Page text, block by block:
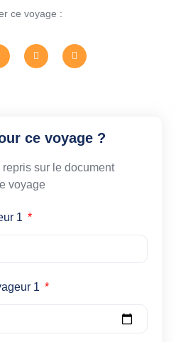
ce voyage :
ce voyage ?
sur le document
voyage
1
1